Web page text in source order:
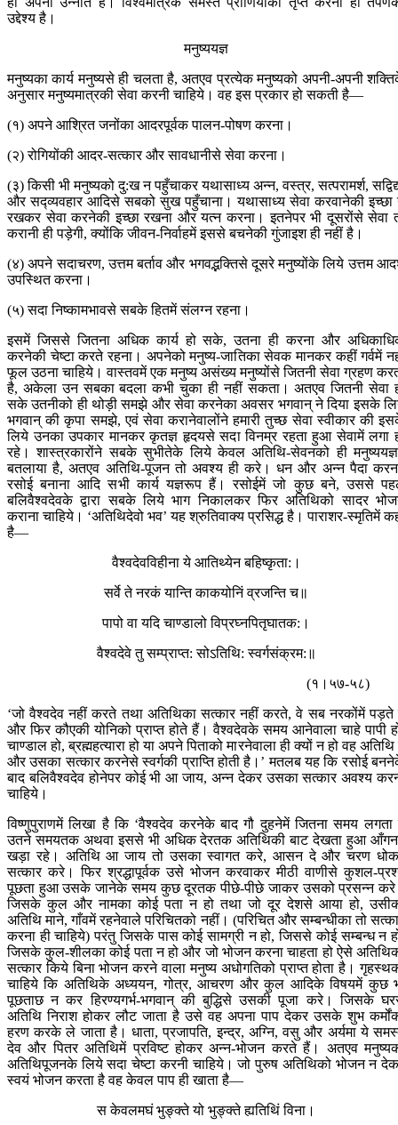
उद्देश्य है।
मनुष्ययज्ञ
मनुष्यका कार्य मनुष्यसे ही चलता है, अतएव प्रत्येक मनुष्यको अपनी-अपनी
अनुसार मनुष्यमात्रकी सेवा करनी चाहिये। वह इस प्रकार हो सकती है—
(१) अपने आश्रित जनोंका आदरपूर्वक पालन-पोषण करना।
(२) रोगियोंकी आदर-सत्कार और सावधानीसे सेवा करना।
(३) किसी भी मनुष्यको दु:ख न पहुँचाकर यथासाध्य अन्न, वस्त्र, सत्परामर्श,
और सद्‍व्यवहार आदिसे सबको सुख पहुँचाना। यथासाध्य सेवा करवानेकी इच्छा
रखकर सेवा करनेकी इच्छा रखना और यत्न करना। इतनेपर भी दूसरोंसे सेवा
करानी ही पड़ेगी, क्योंकि जीवन-निर्वाहमें इससे बचनेकी गुंजाइश ही नहीं है।
(४) अपने सदाचरण, उत्तम बर्ताव और भगवद्भक्तिसे दूसरे मनुष्योंके लिये उत्तम
उपस्थित करना।
(५) सदा निष्कामभावसे सबके हितमें संलग्न रहना।
इसमें जिससे जितना अधिक कार्य हो सके, उतना ही करना और
करनेकी चेष्टा करते रहना। अपनेको मनुष्य-जातिका सेवक मानकर कहीं गर्वमें
फूल उठना चाहिये। वास्तवमें एक मनुष्य असंख्य मनुष्योंसे जितनी सेवा ग्रहण
है, अकेला उन सबका बदला कभी चुका ही नहीं सकता। अतएव जितनी सेवा
सके उतनीको ही थोड़ी समझे और सेवा करनेका अवसर भगवान् ने दिया इसके
भगवान् की कृपा समझे, एवं सेवा करानेवालोंने हमारी तुच्छ सेवा स्वीकार की
लिये उनका उपकार मानकर कृतज्ञ हृदयसे सदा विनम्र रहता हुआ सेवामें लगा
रहे। शास्त्रकारोंने सबके सुभीतेके लिये केवल अतिथि-सेवनको ही
बतलाया है, अतएव अतिथि-पूजन तो अवश्य ही करे। धन और अन्न पैदा
रसोई बनाना आदि सभी कार्य यज्ञरूप हैं। रसोईमें जो कुछ बने, उससे
बलिवैश्वदेवके द्वारा सबके लिये भाग निकालकर फिर अतिथिको सादर
कराना चाहिये। ‘अतिथिदेवो भव’ यह श्रुतिवाक्य प्रसिद्ध है। पाराशर-स्मृतिमें
है—
वैश्वदेवविहीना ये आतिथ्येन बहिष्कृता:।
सर्वे ते नरकं यान्ति काकयोनिं व्रजन्ति च॥
पापो वा यदि चाण्डालो विप्रघ्नपितृघातक:।
वैश्वदेवे तु सम्प्राप्त: सोऽतिथि: स्वर्गसंक्रम:॥
(१।५७-५८)
‘जो वैश्वदेव नहीं करते तथा अतिथिका सत्कार नहीं करते, वे सब नरकोंमें पड़ते
और फिर कौएकी योनिको प्राप्त होते हैं। वैश्वदेवके समय आनेवाला चाहे पापी
चाण्डाल हो, ब्रह्महत्यारा हो या अपने पिताको मारनेवाला ही क्यों न हो वह अतिथि
और उसका सत्कार करनेसे स्वर्गकी प्राप्ति होती है।’ मतलब यह कि रसोई
बाद बलिवैश्वदेव होनेपर कोई भी आ जाय, अन्न देकर उसका सत्कार अवश्य
चाहिये।
विष्णुपुराणमें लिखा है कि ‘वैश्वदेव करनेके बाद गौ दुहनेमें जितना समय लगता
उतने समयतक अथवा इससे भी अधिक देरतक अतिथिकी बाट देखता हुआ
खड़ा रहे। अतिथि आ जाय तो उसका स्वागत करे, आसन दे और चरण
सत्कार करे। फिर श्रद्धापूर्वक उसे भोजन करवाकर मीठी वाणीसे कुशल-
पूछता हुआ उसके जानेके समय कुछ दूरतक पीछे-पीछे जाकर उसको प्रसन्न
जिसके कुल और नामका कोई पता न हो तथा जो दूर देशसे आया हो,
अतिथि माने, गाँवमें रहनेवाले परिचितको नहीं। (परिचित और सम्बन्धीका तो
करना ही चाहिये) परंतु जिसके पास कोई सामग्री न हो, जिससे कोई सम्बन्ध न
जिसके कुल-शीलका कोई पता न हो और जो भोजन करना चाहता हो ऐसे
सत्कार किये बिना भोजन करने वाला मनुष्य अधोगतिको प्राप्त होता है।
चाहिये कि अतिथिके अध्ययन, गोत्र, आचरण और कुल आदिके विषयमें कुछ
पूछताछ न कर हिरण्यगर्भ-भगवान् की बुद्धिसे उसकी पूजा करे। जिसके
अतिथि निराश होकर लौट जाता है उसे वह अपना पाप देकर उसके शुभ
हरण करके ले जाता है। धाता, प्रजापति, इन्द्र, अग्नि, वसु और अर्यमा ये
देव और पितर अतिथिमें प्रविष्ट होकर अन्न-भोजन करते हैं। अतएव
अतिथिपूजनके लिये सदा चेष्टा करनी चाहिये। जो पुरुष अतिथिको भोजन न
स्वयं भोजन करता है वह केवल पाप ही खाता है—
स केवलमघं भुङ्‍क्ते यो भुङ्‍क्ते ह्यतिथिं विना।